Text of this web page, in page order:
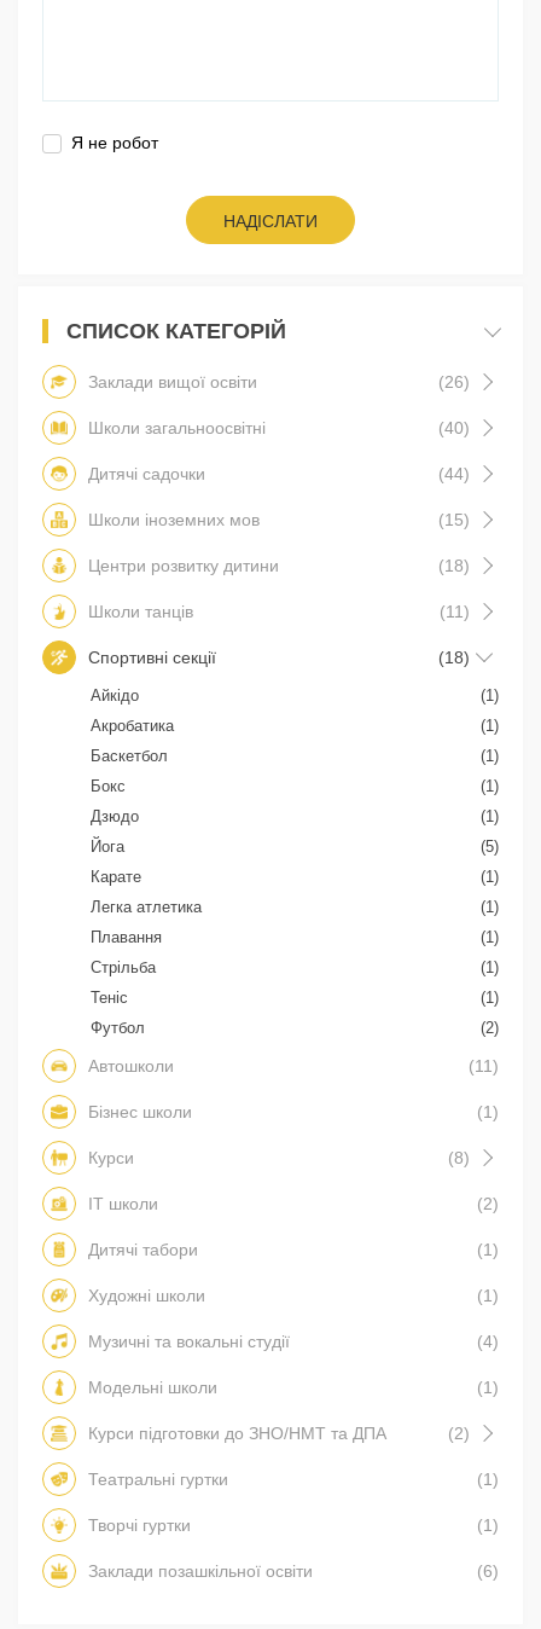
Я не робот
НАДІСЛАТИ
СПИСОК КАТЕГОРІЙ
Заклади вищої освіти (26)
Школи загальноосвітні (40)
Дитячі садочки (44)
Школи іноземних мов (15)
Центри розвитку дитини (18)
Школи танців (11)
Спортивні секції (18)
Айкідо
(1)
Акробатика
(1)
Баскетбол
(1)
Бокс
(1)
Дзюдо
(1)
Йога
(5)
Карате
(1)
Легка атлетика
(1)
Плавання
(1)
Стрільба
(1)
Теніс
(1)
Футбол
(2)
Автошколи (11)
Бізнес школи (1)
Курси (8)
IT школи (2)
Дитячі табори (1)
Художні школи (1)
Музичні та вокальні студії (4)
Модельні школи (1)
Курси підготовки до ЗНО/НМТ та ДПА (2)
Театральні гуртки (1)
Творчі гуртки (1)
Заклади позашкільної освіти (6)